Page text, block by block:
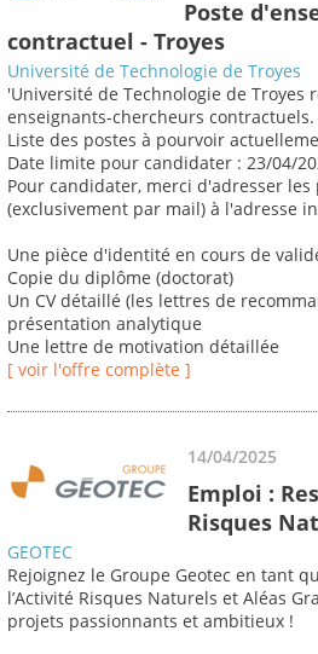
Poste
contractuel - Troyes
Université de Technologie de Troyes
'Université de Technologie de Troyes
enseignants-chercheurs contractuels.
Liste des postes à pourvoir
Date limite pour candidater : 23/04/
Pour candidater, merci d'adresser les
(exclusivement par mail) à l'adresse
Une pièce d'identité en cours de
Copie du diplôme (doctorat)
Un CV détaillé (les lettres de
présentation analytique
Une lettre de motivation détaillée
[ voir l'offre complète ]
14/04/2025
Emploi :
Risques
GEOTEC
Rejoignez le Groupe Geotec en tant
l’Activité Risques Naturels et Aléas
projets passionnants et ambitieux !